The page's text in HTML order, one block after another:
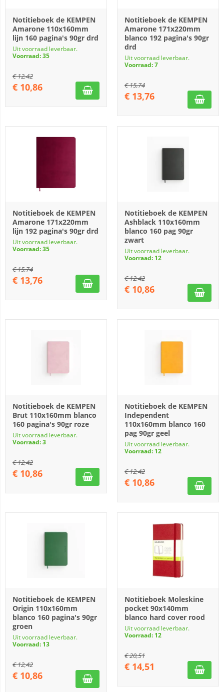
Notitieboek de KEMPEN
Amarone 110x160mm
lijn 160 pagina's 90gr drd
Uit voorraad leverbaar.
Voorraad: 35
€12,42
€ 10,86
Notitieboek de KEMPEN
Amarone 171x220mm
blanco 192 pagina's 90gr
drd
Uit voorraad leverbaar.
Voorraad: 7
€15,74
€ 13,76
Notitieboek de KEMPEN
Amarone 171x220mm
lijn 192 pagina's 90gr drd
Uit voorraad leverbaar.
Voorraad: 35
€15,74
€ 13,76
Notitieboek de KEMPEN
Ashblack 110x160mm
blanco 160 pag 90gr
zwart
Uit voorraad leverbaar.
Voorraad: 12
€12,42
€ 10,86
Notitieboek de KEMPEN
Brut 110x160mm blanco
160 pagina's 90gr roze
Uit voorraad leverbaar.
Voorraad: 3
€12,42
€ 10,86
Notitieboek de KEMPEN
Independent
110x160mm blanco 160
pag 90gr geel
Uit voorraad leverbaar.
Voorraad: 12
€12,42
€ 10,86
Notitieboek de KEMPEN
Origin 110x160mm
blanco 160 pagina's 90gr
groen
Uit voorraad leverbaar.
Voorraad: 13
€12,42
€ 10,86
Notitieboek Moleskine
pocket 90x140mm
blanco hard cover rood
Uit voorraad leverbaar.
Voorraad: 12
€20,51
€ 14,51